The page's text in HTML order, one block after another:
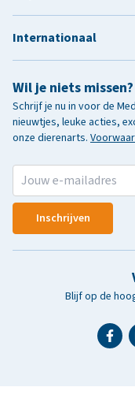
Wil je niets missen?
Schrijf je nu in voor de
nieuwtjes, leuke acties,
onze dierenarts.
Inschrijven
Blijf op de
Internationaal